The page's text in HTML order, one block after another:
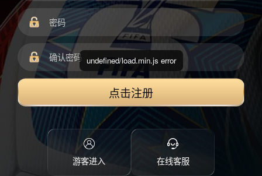
点击注册
游客进入 在线客服
undefined/load.min.js error